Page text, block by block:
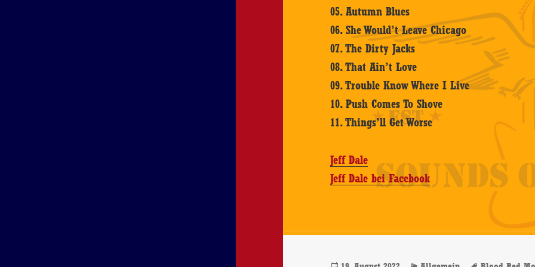
05. Autumn Blues
06. She Would’t Leave Chicago
07. The Dirty Jacks
08. That Ain’t Love
09. Trouble Know Where I Live
10. Push Comes To Shove
11. Things’ll Get Worse
Jeff Dale
Jeff Dale bei Facebook